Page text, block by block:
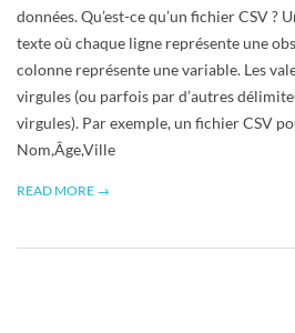
données. Qu’est-ce qu’un fichier CSV ?
texte où chaque ligne représente une
colonne représente une variable. Les
virgules (ou parfois par d’autres
virgules). Par exemple, un fichier CSV
Nom,Âge,Ville
READ MORE →